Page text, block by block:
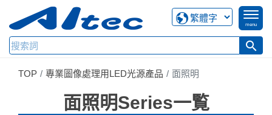
menu
search
TOP 專業圖像處理用LED光源產品 面照明
面照明Series一覧